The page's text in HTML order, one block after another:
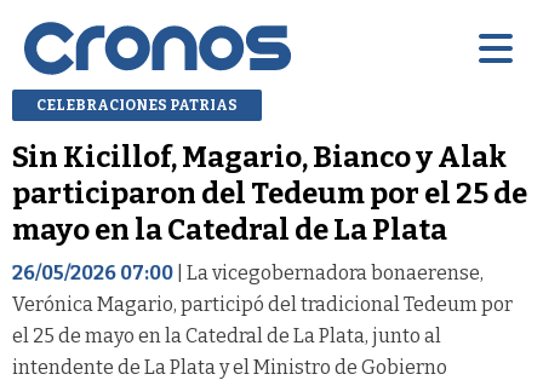
CELEBRACIONES PATRIAS
Sin Kicillof, Magario, Bianco y Alak
participaron del Tedeum por el 25 de
mayo en la Catedral de La Plata
26/05/2026 07:00 | La vicegobernadora bonaerense,
Verónica Magario, participó del tradicional Tedeum por
el 25 de mayo en la Catedral de La Plata, junto al
intendente de La Plata y el Ministro de Gobierno